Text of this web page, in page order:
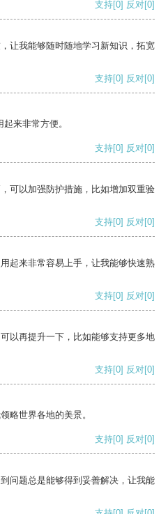
支持[0] 反对[0]
让我能够随时随地学习新知识，拓宽
支持[0] 反对[0]
来非常方便。
支持[0] 反对[0]
可以加强防护措施，比如增加双重验
支持[0] 反对[0]
起来非常容易上手，让我能够快速熟
支持[0] 反对[0]
以再提升一下，比如能够支持更多地
支持[0] 反对[0]
略世界各地的美景。
支持[0] 反对[0]
问题总是能够得到妥善解决，让我能